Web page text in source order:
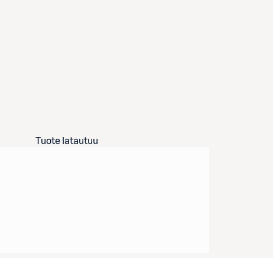
Tuote latautuu